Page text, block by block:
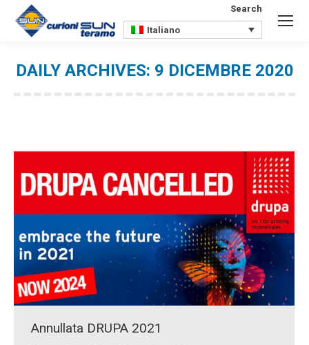
Search:
Search
Italiano
DAILY ARCHIVES: 9 DICEMBRE 2020
Annullata DRUPA 2021